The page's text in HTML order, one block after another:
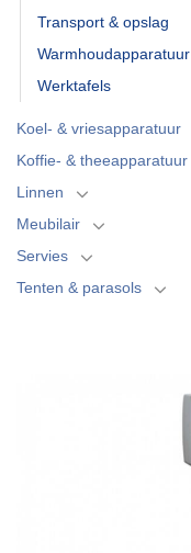
Transport & opslag
Warmhoudapparatuur
Werktafels
Koel- & vriesapparatuur
Koffie- & theeapparatuur
Linnen
Meubilair
Servies
Tenten & parasols